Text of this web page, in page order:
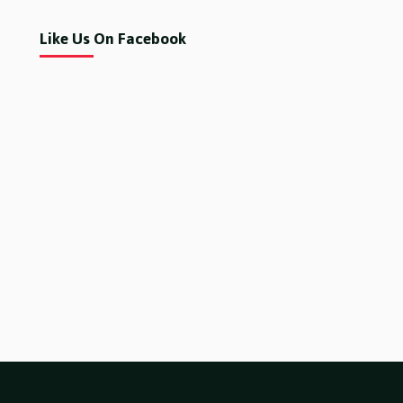
Like Us On Facebook